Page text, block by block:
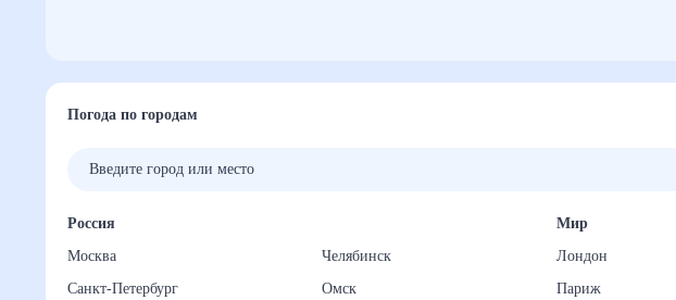
Погода по городам
Россия
Москва
Санкт-Петербург
Челябинск
Омск
Мир
Лондон
Париж